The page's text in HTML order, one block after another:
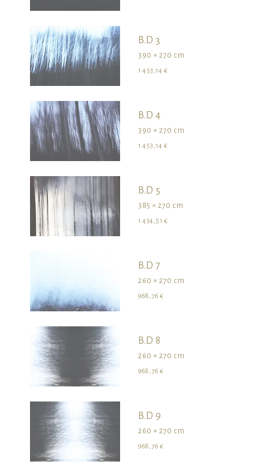
B.D 3
390 × 270 cm
1 453,14 €
B.D 4
390 × 270 cm
1 453,14 €
B.D 5
385 × 270 cm
1 434,51 €
B.D 7
260 × 270 cm
968,76 €
B.D 8
260 × 270 cm
968,76 €
B.D 9
260 × 270 cm
968,76 €